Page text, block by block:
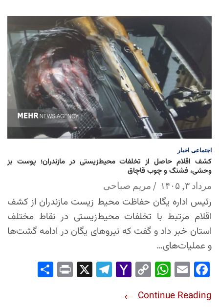
اجتماعی اخبار
کشف اقلام حاصل از تخلفات محیط‌زیستی در مازندران؛ پوست بز
وحشی، فشنگ و چوب قاچاق
مرداد ۳, ۱۴۰۵ مریم صباحی
رئیس اداره یگان حفاظت محیط زیست مازندران از کشف
اقلام مرتبط با تخلفات محیط‌زیستی در نقاط مختلف
استان خبر داد و گفت که نیروهای یگان در ادامه گشت‌ها
و عملیات‌های…
Fac
ok
Em
Wh
Ap
Co
Lin
Yah
Tel
Pri
Continue Reading